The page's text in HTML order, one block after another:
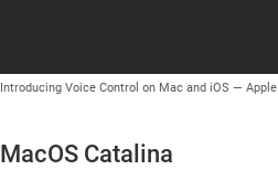
Introducing Voice Control on Mac and iOS — Apple
MacOS Catalina